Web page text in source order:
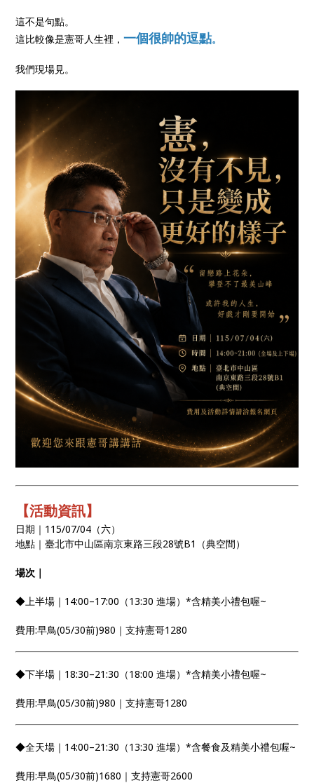
這不是句點。
這比較像是憲哥人生裡，一個很帥的逗點。
我們現場見。
【活動資訊】
日期｜115/07/04（六）
地點｜臺北市中山區南京東路三段28號B1（典空間）
場次｜
◆上半場｜14:00–17:00（13:30 進場）*含精美小禮包喔~
費用:早鳥(05/30前)980｜支持憲哥1280
◆下半場｜18:30–21:30（18:00 進場）*含精美小禮包喔~
費用:早鳥(05/30前)980｜支持憲哥1280
◆全天場｜14:00–21:30（13:30 進場）*含餐食及精美小禮包喔~
費用:早鳥(05/30前)1680｜支持憲哥2600